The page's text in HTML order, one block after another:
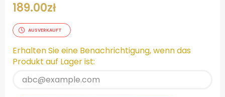
189.00zł
AUSVERKAUFT
Erhalten Sie eine Benachrichtigung, wenn das
Produkt auf Lager ist: